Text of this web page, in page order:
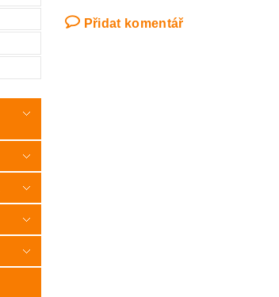
Přidat komentář